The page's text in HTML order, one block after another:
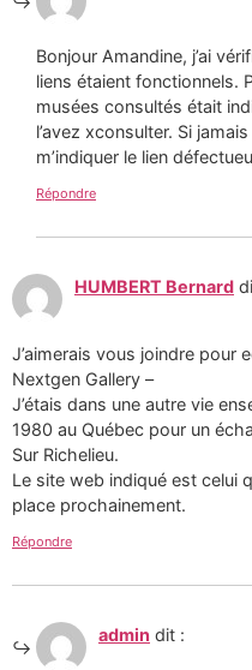
Bonjour Amandine, j’ai
liens étaient fonctionnels.
musées consultés était
l’avez xconsulter. Si
m’indiquer le lien
Répondre
HUMBERT Bernard
J’aimerais vous joindre pour
Nextgen Gallery –
J’étais dans une autre vie
1980 au Québec pour un
Sur Richelieu.
Le site web indiqué est celui
place prochainement.
Répondre
admin dit :